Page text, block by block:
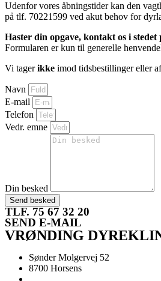
Udenfor vores åbningstider kan den
på tlf. 70221599 ved akut behov for
Haster din opgave, kontakt os i stedet
Formularen er kun til generelle
Vi tagerikke imod tidsbestillinger eller
Navn
E-mail
Telefon
Vedr. emne
Din besked
Send besked
TLF. 75 67 32 20
SEND E-MAIL
VRØNDING
Sønder Molgervej 52
8700 Horsens